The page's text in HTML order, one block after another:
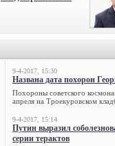
9-4-2017, 15:30
Названа дата похорон
Похороны советского
апреля на Троекуровском
9-4-2017, 15:14
Путин выразил
серии терактов